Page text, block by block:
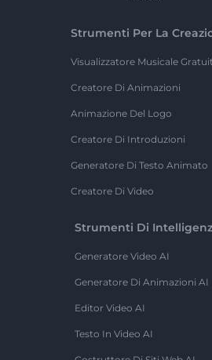
Strumenti Per La
Visualizzatore Musicale
Creatore Di Animazioni
Animazione Del Logo
Creatore Di Introduzioni
Generatore Di Testo Animato
Creatore Di Video
Strumenti Di
Generatore Video AI
Generatore Di Animazioni AI
Editor Video AI
Testo In Video AI